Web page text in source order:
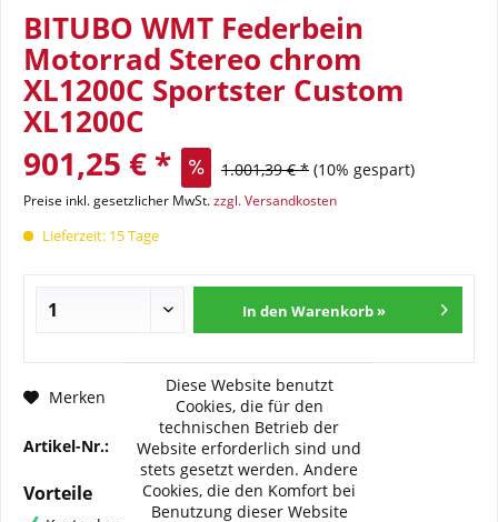
BITUBO WMT Federbein
Motorrad Stereo chrom
XL1200C Sportster Custom
XL1200C
901,25 € * 1.001,39 € * (10% gespart)
Preise inkl. gesetzlicher MwSt.zzgl. Versandkosten
Lieferzeit: 15 Tage
In den Warenkorb »
Merken Fragen zum Artikel?
Artikel-Nr.: BI-HD025-WMT03
Vorteile
Diese Website benutzt
Cookies, die für den
technischen Betrieb der
Website erforderlich sind und
stets gesetzt werden. Andere
Cookies, die den Komfort bei
Benutzung dieser Website